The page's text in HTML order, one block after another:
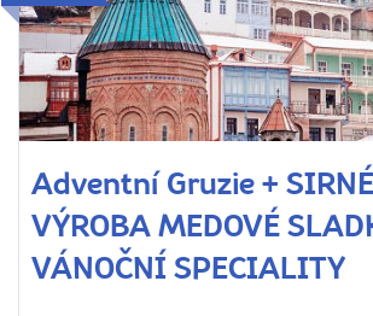
Adventní Gruzie +
VÝROBA MEDOVÉ
VÁNOČNÍ SPECIALITY